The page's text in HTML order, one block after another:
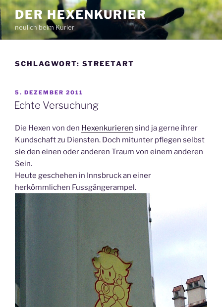
Zum
Inhalt
springen
DER HEXENKURIER
neulich beim Kurier
SCHLAGWORT: STREETART
VERÖFFENTLICHT
AM
5. DEZEMBER 2011
Echte Versuchung
Die Hexen von den Hexenkurieren sind ja gerne ihrer
Kundschaft zu Diensten. Doch mitunter pflegen selbst
sie den einen oder anderen Traum von einem anderen
Sein.
Heute geschehen in Innsbruck an einer
herkömmlichen Fussgängerampel.